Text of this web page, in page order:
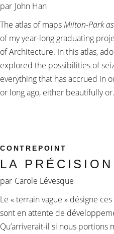
par John Han
The atlas of maps Milton-Park
of my year-long graduating
of Architecture. In this atlas,
explored the possibilities of
everything that has accrued in
or long ago, either beautifully
CONTREPOINT
LA
par Carole Lévesque
Le « terrain vague » désigne
sont en attente de
Qu’arriverait-il si nous